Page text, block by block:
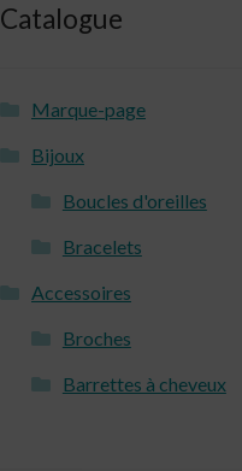
Catalogue
Marque-page
Bijoux
Boucles d'oreilles
Bracelets
Accessoires
Broches
Barrettes à cheveux